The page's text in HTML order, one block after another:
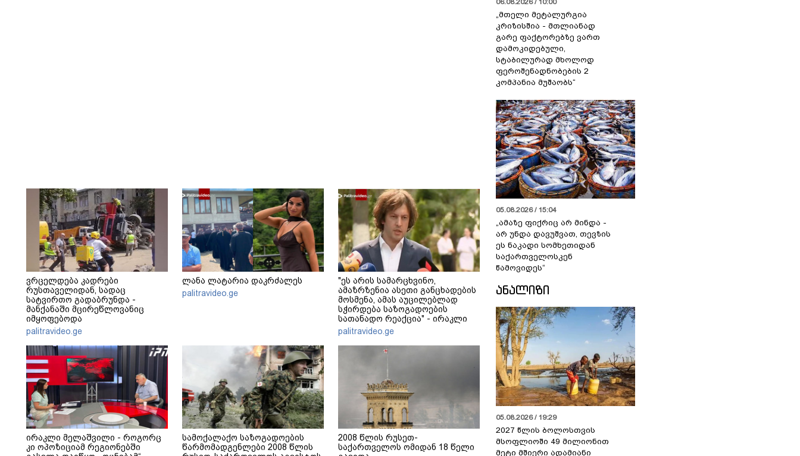
ვრცელდება კადრები
რუსთაველიდან, სადაც
სატვირთო გადაბრუნდა -
მანქანაში მცირეწლოვანიც
იმყოფებოდა
palitravideo.ge
ლანა ლატარია დაკრძალეს
palitravideo.ge
"ეს არის სამარცხვინო,
ამაზრზენია ასეთი განცხადების
მოსმენა, ამას აუცილებლად
სჭირდება საზოგადოების
სათანადო რეაქცია" - ირაკლი
კობახიძე
palitravideo.ge
ირაკლი მელაშვილი - როგორც
კი ოპოზიციამ რეგიონებში
სამოქალაქო საზოგადოების
წარმომადგენლები 2008 წლის
2008 წლის რუსეთ-
საქართველოს ომიდან 18 წელი
„მთელი მეტალურგია
კრიზისშია - მთლიანად
გარე ფაქტორებზე ვართ
დამოკიდებული,
სტაბილურად მხოლოდ
ფეროშენადნობების 2
კომპანია მუშაობს“
05.08.2026 / 15:04
„ამაზე ფიქრიც არ მინდა -
არ უნდა დავუშვათ, თევზის
ეს ნაკადი სომხეთიდან
საქართველოსკენ
წამოვიდეს“
ᲐᲜᲐᲚᲘᲖᲘ
05.08.2026 / 19:29
2027 წლის ბოლოსთვის
მსოფლიოში 49 მილიონით
მეტი მშიერი ადამიანი